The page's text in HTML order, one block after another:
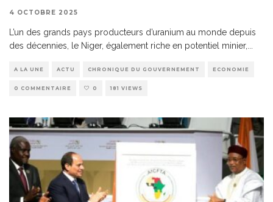
4 OCTOBRE 2025
L’un des grands pays producteurs d’uranium au monde depuis
des décennies, le Niger, également riche en potentiel minier,
A LA UNE ACTU CHRONIQUE DU GOUVERNEMENT ECONOMIE
0 COMMENTAIRE 0 181 VIEWS